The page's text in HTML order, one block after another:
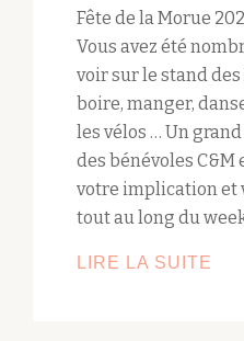
Fête de la Morue
Vous avez été
voir sur le stand
boire, manger,
les vélos … Un grand
des bénévoles C&M
votre implication et
tout au long du
LIRE LA SUITE